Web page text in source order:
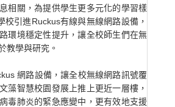
相關，為提供學生更多元化的學習樣
校引進Ruckus有線與無線網路設備，
環境穩定性提升，讓全校師生們在無
教學與研究。
網路設備，讓全校無線網路訊號覆
藻智慧校園發展上推上更近一層樓，
毒肺炎的緊急應變中，更有效地支援